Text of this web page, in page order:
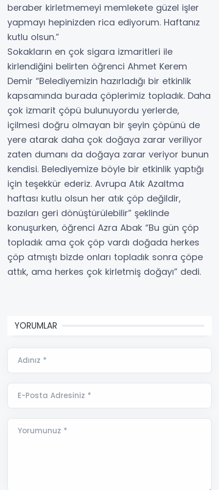
beraber kirletmemeyi memlekete güzel işler
yapmayı hepinizden rica ediyorum. Haftanız
kutlu olsun.”
Sokakların en çok sigara izmaritleri ile
kirlendiğini belirten öğrenci Ahmet Kerem
Demir “Belediyemizin hazırladığı bir etkinlik
kapsamında burada çöplerimiz topladık. Daha
çok izmarit çöpü bulunuyordu yerlerde,
içilmesi doğru olmayan bir şeyin çöpünü de
yere atarak daha çok doğaya zarar veriliyor
zaten dumanı da doğaya zarar veriyor bunun
kendisi. Belediyemize böyle bir etkinlik yaptığı
için teşekkür ederiz. Avrupa Atık Azaltma
haftası kutlu olsun her atık çöp değildir,
bazıları geri dönüştürülebilir” şeklinde
konuşurken, öğrenci Azra Abak “Bu gün çöp
topladık ama çok çöp vardı doğada herkes
çöp atmıştı bizde onları topladık sonra çöpe
attık, ama herkes çok kirletmiş doğayı” dedi.
YORUMLAR
Adınız *
E-Posta Adresiniz *
Yorumunuz *